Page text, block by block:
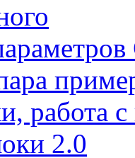
работа
2.0